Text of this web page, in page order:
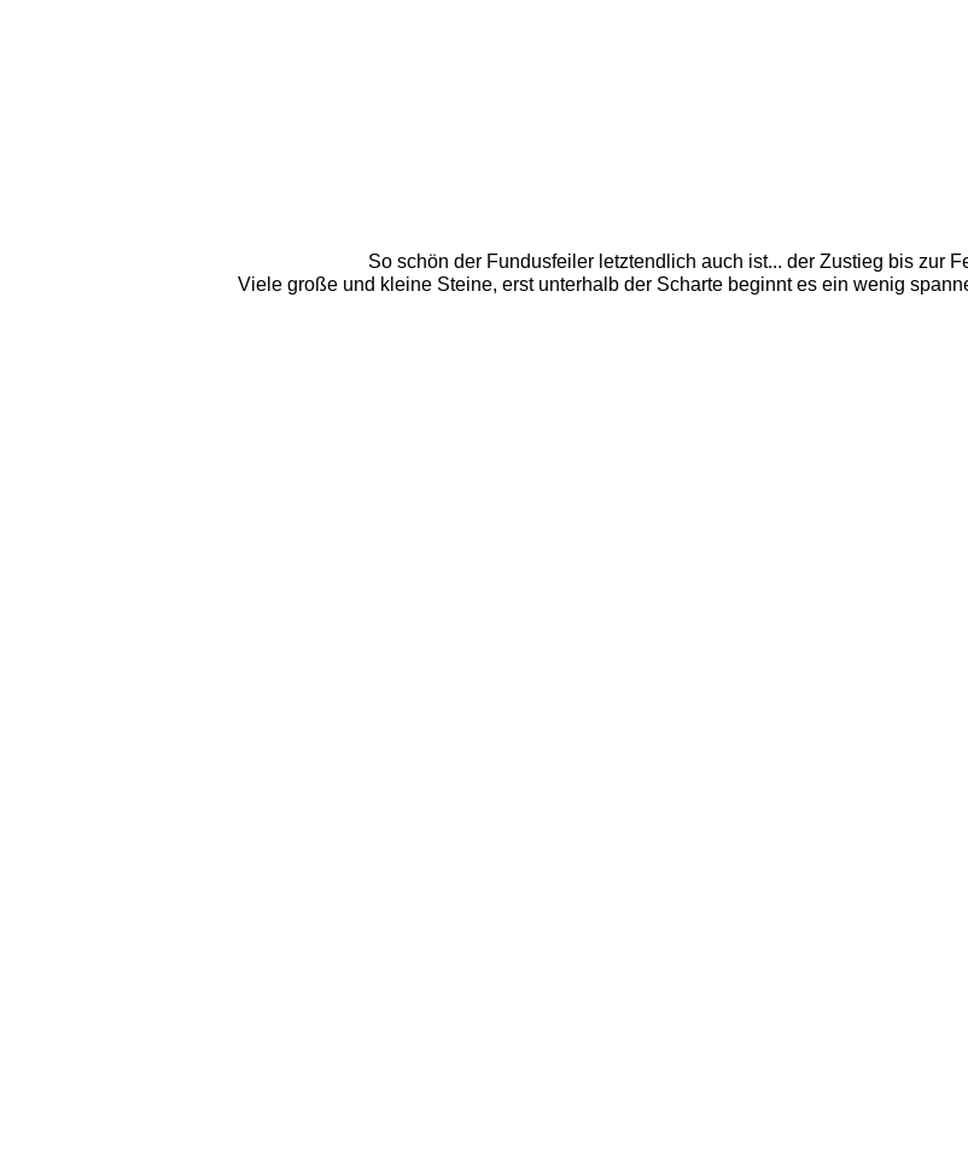
So schön der Fundusfeiler letztendlich auch ist... der Zustieg bis zur
Viele große und kleine Steine, erst unterhalb der Scharte beginnt es ein wenig